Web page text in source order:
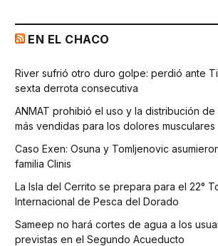
EN EL CHACO
River sufrió otro duro golpe: perdió ante
sexta derrota consecutiva
ANMAT prohibió el uso y la distribución de
más vendidas para los dolores musculares
Caso Exen: Osuna y Tomljenovic
familia Clinis
La Isla del Cerrito se prepara para el 22°
Internacional de Pesca del Dorado
Sameep no hará cortes de agua a los
previstas en el Segundo Acueducto